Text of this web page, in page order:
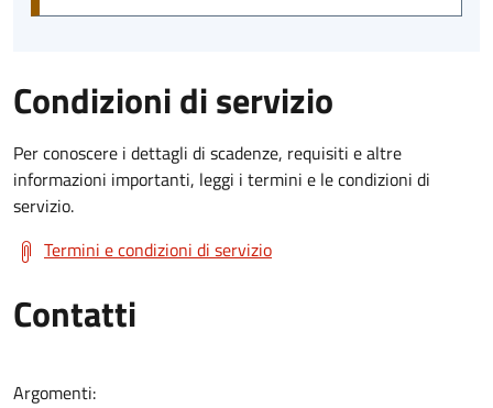
Condizioni di servizio
Per conoscere i dettagli di scadenze, requisiti e altre
informazioni importanti, leggi i termini e le condizioni di
servizio.
Termini e condizioni di servizio
Contatti
Argomenti: